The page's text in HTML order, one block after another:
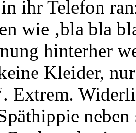
ihr Telefon
wie ‚bla bla
hinterher
Kleider,
Extrem.